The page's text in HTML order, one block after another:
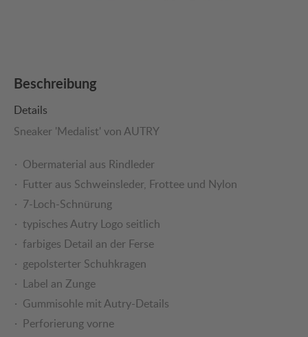
Beschreibung
Details
Sneaker 'Medalist' von AUTRY
Obermaterial aus Rindleder
Futter aus Schweinsleder, Frottee und Nylon
7-Loch-Schnürung
typisches Autry Logo seitlich
farbiges Detail an der Ferse
gepolsterter Schuhkragen
Label an Zunge
Gummisohle mit Autry-Details
Perforierung vorne